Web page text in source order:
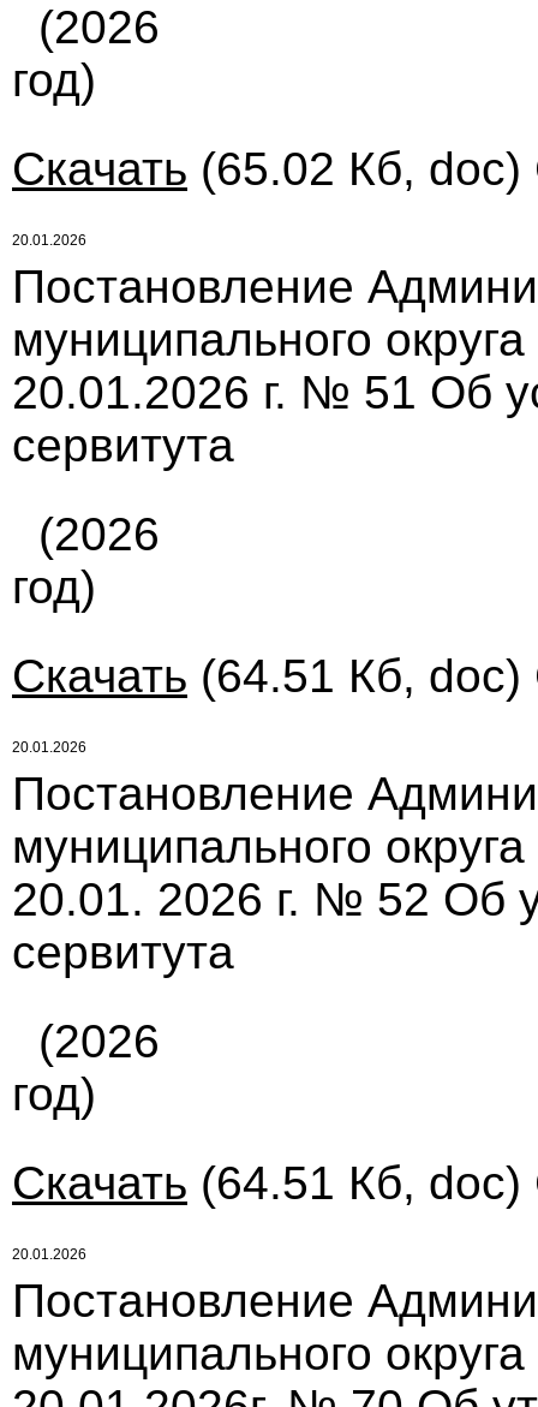
(2026
год)
Скачать (65.02 Кб, doc)
20.01.2026
Постановление
муниципального
20.01.2026 г. № 51 Об
сервитута
(2026
год)
Скачать (64.51 Кб, doc)
20.01.2026
Постановление
муниципального
20.01. 2026 г. № 52 Об
сервитута
(2026
год)
Скачать (64.51 Кб, doc)
20.01.2026
Постановление
муниципального